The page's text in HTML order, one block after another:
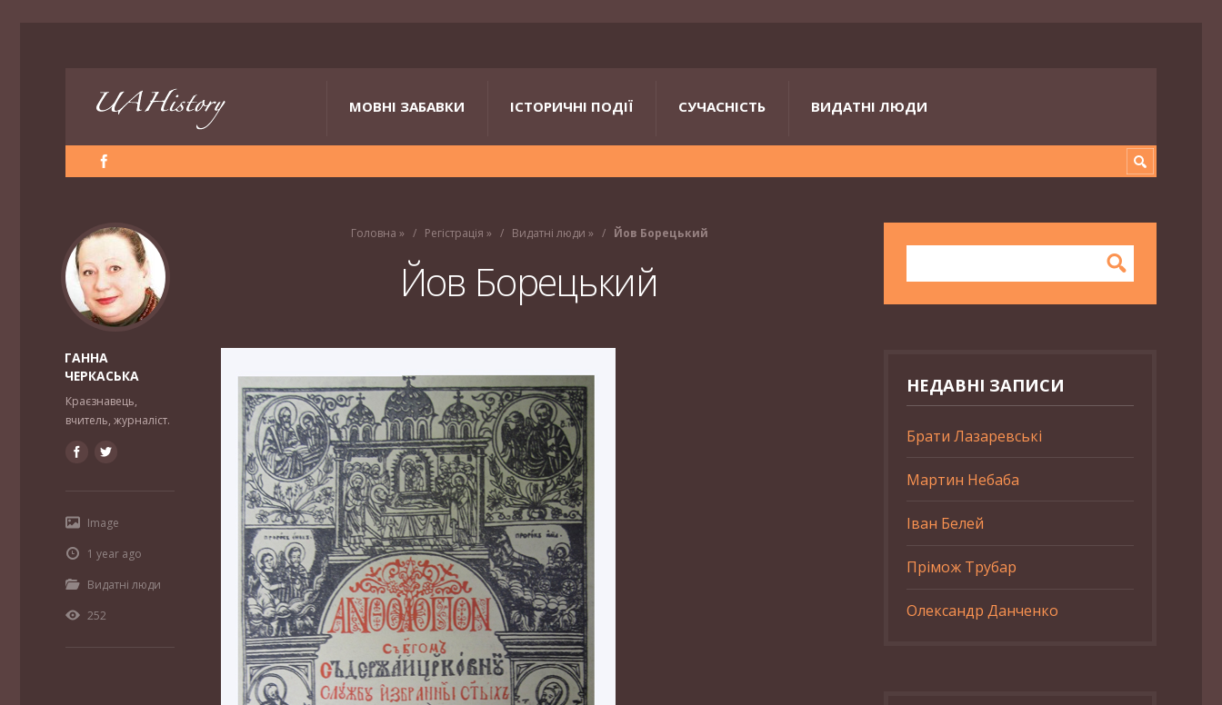
МОВНІ ЗАБАВКИ ІСТОРИЧНІ ПОДІЇ СУЧАСНІСТЬ ВИДАТНІ ЛЮДИ
Головна » Регістрація » Видатні люди » Йов Борецький
Йов Борецький
ГАННА
ЧЕРКАСЬКА
Краєзнавець,
вчитель, журналіст.
Image
1 year ago
Видатні люди
252
НЕДАВНІ ЗАПИСИ
Брати Лазаревські
Мартин Небаба
Іван Белей
Прімож Трубар
Олександр Данченко